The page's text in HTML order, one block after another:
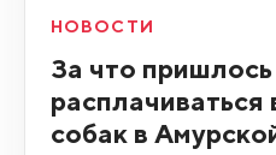
НОВОСТИ
За что пришлось
расплачиваться
собак в